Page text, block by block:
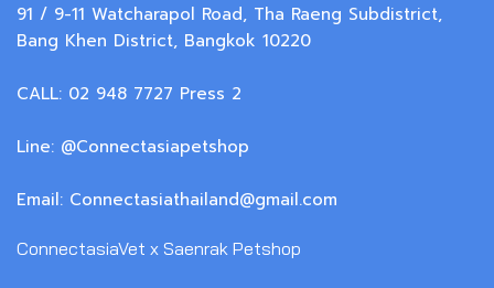
91 / 9-11 Watcharapol Road, Tha Raeng Subdistrict,
Bang Khen District, Bangkok 10220
CALL: 02 948 7727 Press 2
Line: @Connectasiapetshop
Email: Connectasiathailand@gmail.com
ConnectasiaVet x Saenrak Petshop